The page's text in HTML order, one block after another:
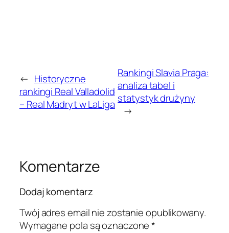
← Historyczne
rankingi Real Valladolid
– Real Madryt w LaLiga
Rankingi Slavia Praga:
analiza tabel i
statystyk drużyny
→
Komentarze
Dodaj komentarz
Twój adres email nie zostanie opublikowany.
Wymagane pola są oznaczone*